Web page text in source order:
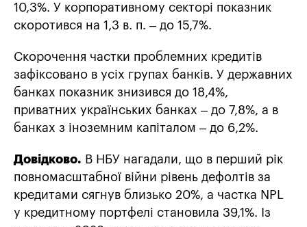
10,3%. У корпоративному секторі показник
скоротився на 1,3 в. п. – до 15,7%.
Скорочення частки проблемних кредитів
зафіксовано в усіх групах банків. У державних
банках показник знизився до 18,4%,
приватних українських банках – до 7,8%, а в
банках з іноземним капіталом – до 6,2%.
Довідково. В НБУ нагадали, що в перший рік
повномасштабної війни рівень дефолтів за
кредитами сягнув близько 20%, а частка NPL
у кредитному портфелі становила 39,1%. Із